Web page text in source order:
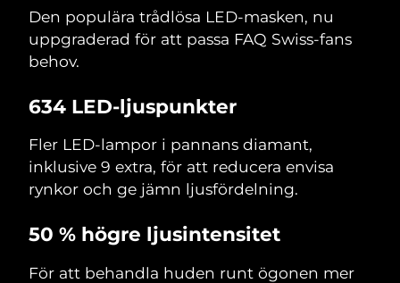
Den populära trådlösa LED-masken, nu
uppgraderad för att passa FAQ Swiss-fans
behov.
634 LED-ljuspunkter
Fler LED-lampor i pannans diamant,
inklusive 9 extra, för att reducera envisa
rynkor och ge jämn ljusfördelning.
50 % högre ljusintensitet
För att behandla huden runt ögonen mer